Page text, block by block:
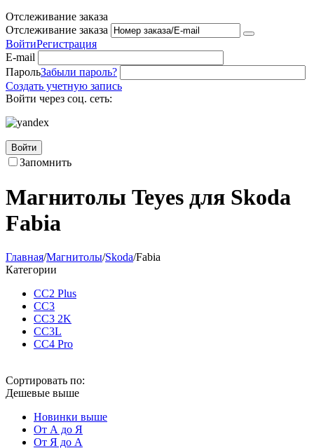
Отслеживание заказа
Отслеживание заказа
ВойтиРегистрация
E-mail
ПарольЗабыли пароль?
Создать учетную запись
Войти через соц. сеть:
Войти
Запомнить
Магнитолы Teyes для Skoda
Fabia
Главная/Магнитолы/Skoda/Fabia
Категории
CC2 Plus
CC3
CC3 2K
CC3L
CC4 Pro
Сортировать по:
Дешевые выше
Новинки выше
От А до Я
От Я до А